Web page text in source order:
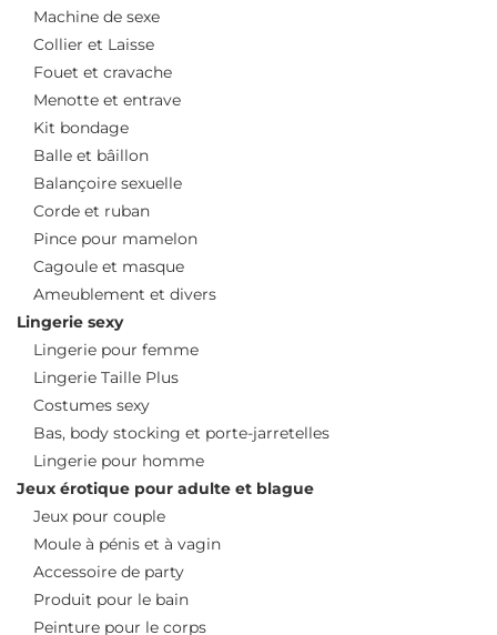
Machine de sexe
Collier et Laisse
Fouet et cravache
Menotte et entrave
Kit bondage
Balle et bâillon
Balançoire sexuelle
Corde et ruban
Pince pour mamelon
Cagoule et masque
Ameublement et divers
Lingerie sexy
Lingerie pour femme
Lingerie Taille Plus
Costumes sexy
Bas, body stocking et porte-jarretelles
Lingerie pour homme
Jeux érotique pour adulte et blague
Jeux pour couple
Moule à pénis et à vagin
Accessoire de party
Produit pour le bain
Peinture pour le corps